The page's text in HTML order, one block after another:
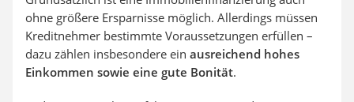
ohne größere Ersparnisse möglich. Allerdings müssen
Kreditnehmer bestimmte Voraussetzungen erfüllen –
dazu zählen insbesondere ein ausreichend hohes
Einkommen sowie eine gute Bonität.